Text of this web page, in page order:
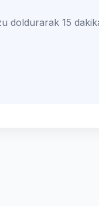
doldurarak 15